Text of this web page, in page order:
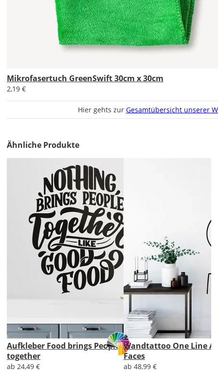
Lieferzeit
Versandkosten?
DE
Economy
Deutschland
Sa., 15.08. -
Do., 20.08.
1,99 EUR
AT
Mikrofasertuch GreenSwift 30cm x 30cm
2,19 €
Hier gehts zur Gesamtübersicht unserer
Ähnliche Produkte
Aufkleber Food brings People
together
ab 24,49 €
Wandtattoo One Line
Faces
ab 48,99 €